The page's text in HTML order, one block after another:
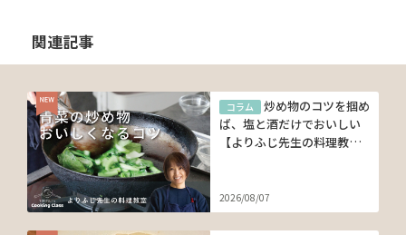
関連記事
コラム
炒め物のコツを掴め
ば、塩と酒だけでおいしい
【よりふじ先生の料理教
2026/08/07